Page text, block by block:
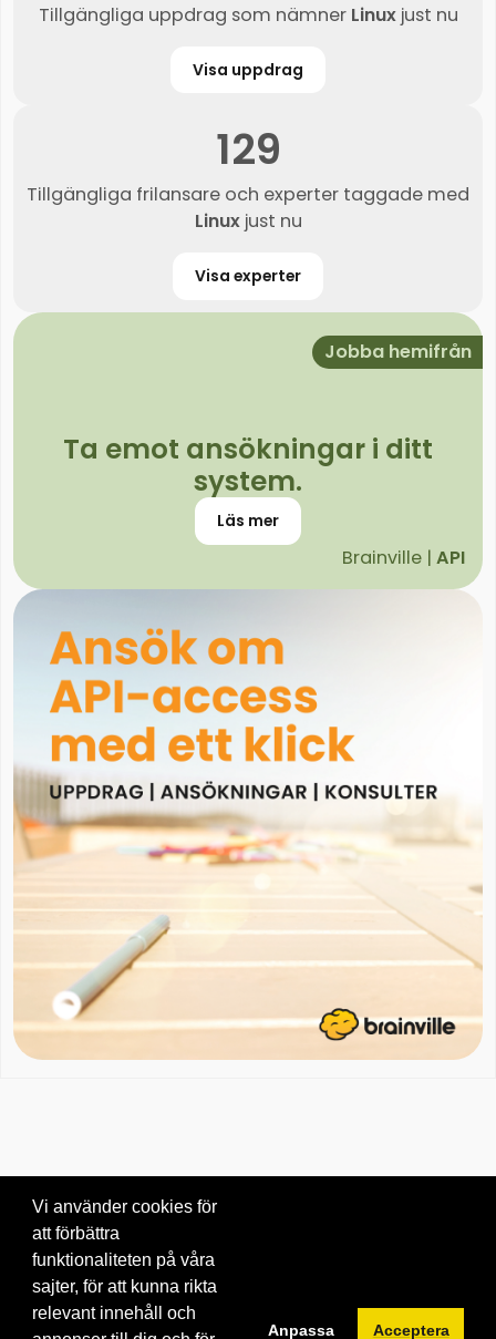
Tillgängliga uppdrag som nämner Linuxjust nu
Visa uppdrag
129
Tillgängliga frilansare och experter taggade med
Linuxjust nu
Visa experter
Jobba hemifrån
Ta emot ansökningar i ditt
system.
Läs mer
Brainville |API
© 2026 Brainville AB. |Villkor för tjänsten
Byt språk:
Vi använder cookies för
att förbättra
funktionaliteten på våra
sajter, för att kunna rikta
relevant innehåll och
Anpassa Acceptera